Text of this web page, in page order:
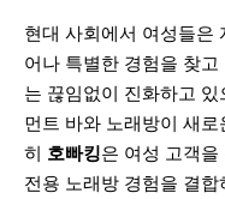
현대 사회에서 여성들은
어나 특별한 경험을 찾
는 끊임없이 진화하고
먼트 바와 노래방이 새
히 호빠킹은 여성 고객
전용 노래방 경험을 결